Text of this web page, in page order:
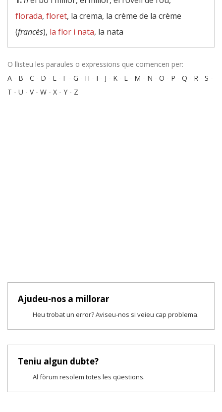
florada, floret, la crema, la crème de la crème
(francès), la flor i nata, la nata
O llisteu les paraules o expressions que comencen per:
A - B - C - D - E - F - G - H - I - J - K - L - M - N - O - P - Q - R - S -
T - U - V- W - X - Y - Z
Ajudeu-nos a millorar
Heu trobat un error? Aviseu-nos si veieu cap problema.
Teniu algun dubte?
Al fòrum resolem totes les qüestions.